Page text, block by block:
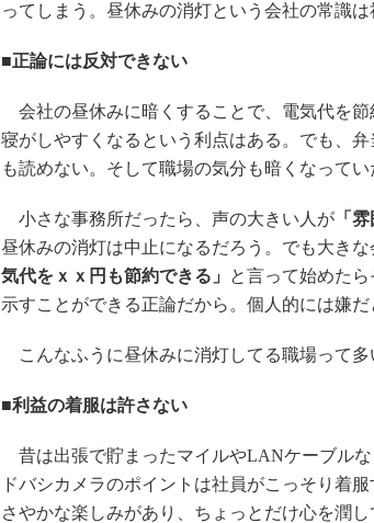
ってしまう。昼休みの消灯という会社の常識は
■正論には反対できない
会社の昼休みに暗くすることで、電気代を
寝がしやすくなるという利点はある。でも、
も読めない。そして職場の気分も暗くなってい
小さな事務所だったら、声の大きい人が 「
昼休みの消灯は中止になるだろう。でも大き
気代をｘｘ円も節約できる」
と言って始めた
示すことができる正論だから。個人的には嫌
こんなふうに昼休みに消灯してる職場って多
■利益の着服は許さない
昔は出張で貯まったマイルやLANケーブル
ドバシカメラのポイントは社員がこっそり着
さやかな楽しみがあり、ちょっとだけ心を潤し